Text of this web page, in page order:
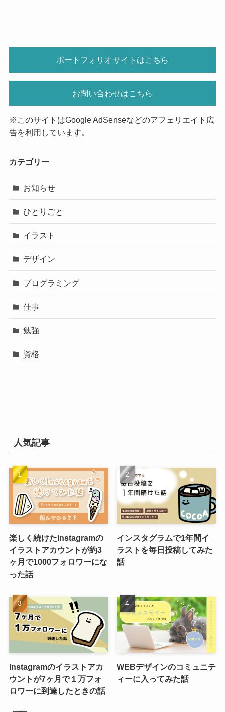
ポートフォリオサイトはこちら
お問い合わせはこちら
※このサイトはGoogle AdSenseなどのアフェリエイト広
告を利用しています。
カテゴリー
お知らせ
ひとりごと
イラスト
デザイン
プログラミング
仕事
勉強
資格
人気記事
楽しく続けたInstagramの
イラストアカウントが約3
ヶ月で1000フォロワーにな
った話
インスタグラムで1年間イ
ラストを毎日投稿してみた
話
Instagramのイラストアカ
ウントが7ヶ月で１万フォ
ロワーに到達したときの話
WEBデザインのコミュニテ
ィーに入ってみた話